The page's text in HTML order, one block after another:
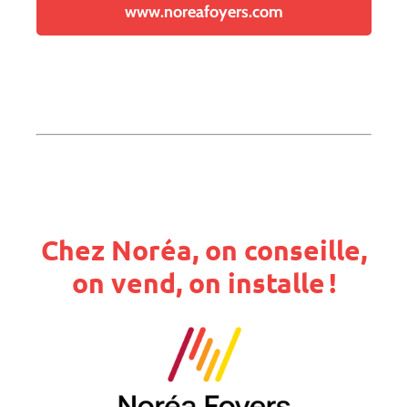
www.noreafoyers.com
Chez Noréa, on conseille,
on vend, on installe !